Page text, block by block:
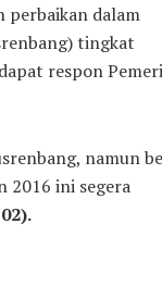
perbaikan dalam
tingkat
respon
namun
2016 ini segera